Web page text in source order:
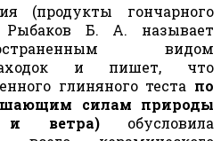
(продукты гончарного
Рыбаков Б. А. называет
видом
находок и пишет, что
глиняного теста по
силам природы
и ветра)обусловила